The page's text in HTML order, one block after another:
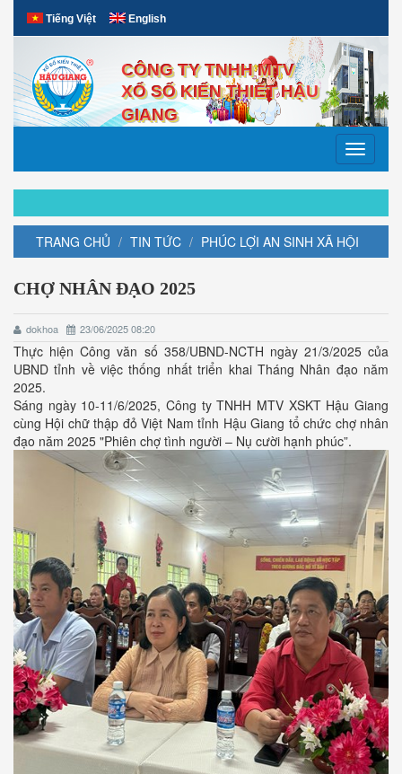
English
Tiếng Việt
CÔNG TY TNHH MTV
XỔ SỐ KIẾN THIẾT HẬU
GIANG
Toggle
TRANG CHỦ TIN TỨC PHÚC LỢI AN SINH XÃ HỘI
CHỢ NHÂN ĐẠO 2025
dokhoa 23/06/2025 08:20
Thực hiện Công văn số 358/UBND-NCTH ngày 21/3/2025 của
UBND tỉnh về việc thống nhất triển khai Tháng Nhân đạo năm
2025.
Sáng ngày 10-11/6/2025, Công ty TNHH MTV XSKT Hậu Giang
cùng Hội chữ thập đỏ Việt Nam tỉnh Hậu Giang tổ chức chợ nhân
đạo năm 2025 "Phiên chợ tình người – Nụ cười hạnh phúc”.